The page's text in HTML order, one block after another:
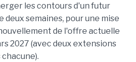
les contours d'un futur
deux semaines, pour une mise
de l'offre actuelle
2027 (avec deux extensions